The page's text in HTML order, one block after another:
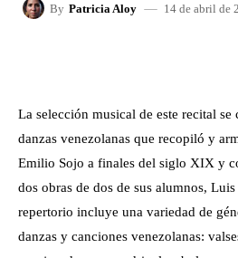
By Patricia Aloy 14 de abril de
La selección musical de este recital se
danzas venezolanas que recopiló y
Emilio Sojo a finales del siglo XIX y
dos obras de dos de sus alumnos,
repertorio incluye una variedad de
danzas y canciones venezolanas: